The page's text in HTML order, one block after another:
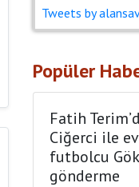
Tweets by
Popüler
Fatih
Ciğerci ile
futbolcu
gönderme